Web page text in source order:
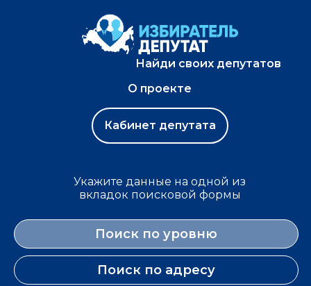
Найди своих депутатов
О проекте
Кабинет депутата
Укажите данные на одной из
вкладок поисковой формы
Поиск по уровню
Поиск по адресу